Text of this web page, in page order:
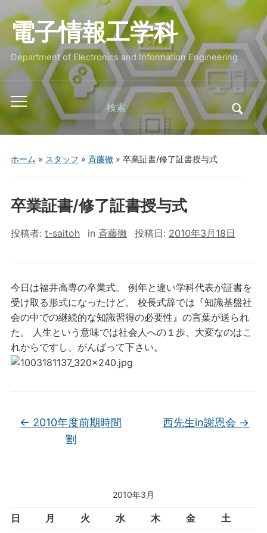
電子情報工学科
Department of Electronics and Information Engineering
Toggle
mobile
menu
Search
for:
ホーム » スタッフ » 斉藤徹» 卒業証書/修了証書授与式
2010年3月
日 月 火 水 木 金
土
卒業証書/修了証書授与式
投稿者: t-saitoh in 斉藤徹 投稿日: 2010年3月18日
今日は福井高専の卒業式。 例年と違い学科代表が証書を
受け取る形式になったけど。 校長式辞では『知識基盤社
会の中での継続的な知識習得の必要性』の言葉が送られ
た。 人生という意味では社会人への１歩、大変なのはこ
れからですし、がんばって下さい。
← 2010年度前期時間
割
西先生in謝恩会 →